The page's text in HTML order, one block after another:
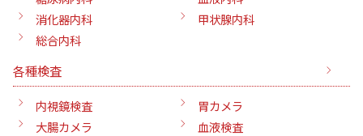
消化器内科
甲状腺内科
総合内科
各種検査
内視鏡検査
胃カメラ
大腸カメラ
血液検査